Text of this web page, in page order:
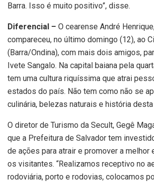
Barra. Isso é muito positivo”, disse.
Diferencial – O cearense André
compareceu, no último domingo (12), ao
(Barra/Ondina), com mais dois amigos,
Ivete Sangalo. Na capital baiana pela
tem uma cultura riquíssima que atrai
estados do país. Não tem como não se
culinária, belezas naturais e história
O diretor de Turismo da Secult, Gegê
que a Prefeitura de Salvador tem
de ações para atrair e promover a melhor
os visitantes. “Realizamos receptivo no
rodoviária, porto e rodovias, colocamos